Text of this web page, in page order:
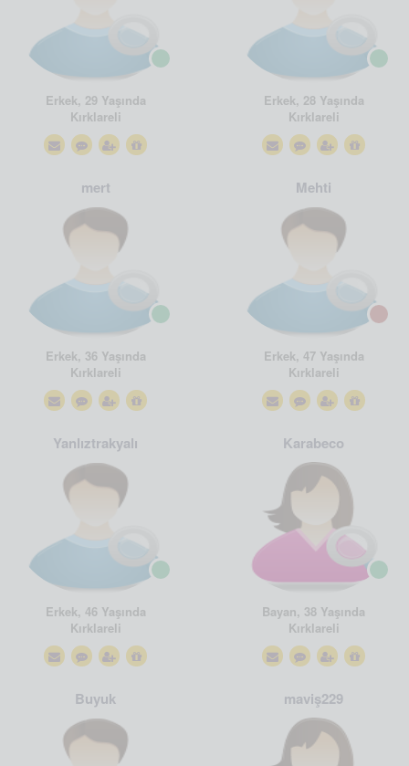
Erkek, 29 Yaşında
Kırklareli
Erkek, 28 Yaşında
Kırklareli
mert
Erkek, 36 Yaşında
Kırklareli
Mehti
Erkek, 47 Yaşında
Kırklareli
Yanlıztrakyalı
Erkek, 46 Yaşında
Kırklareli
Karabeco
Bayan, 38 Yaşında
Kırklareli
Buyuk maviş229